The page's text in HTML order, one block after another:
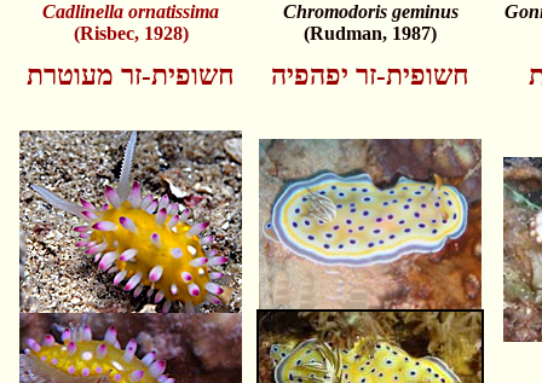
Cadlinella ornatissima
(Risbec, 1928)
Chromodoris geminus
(Rudman, 1987)
חשופית-זר מעוטרת חשופית-זר יפהפיה